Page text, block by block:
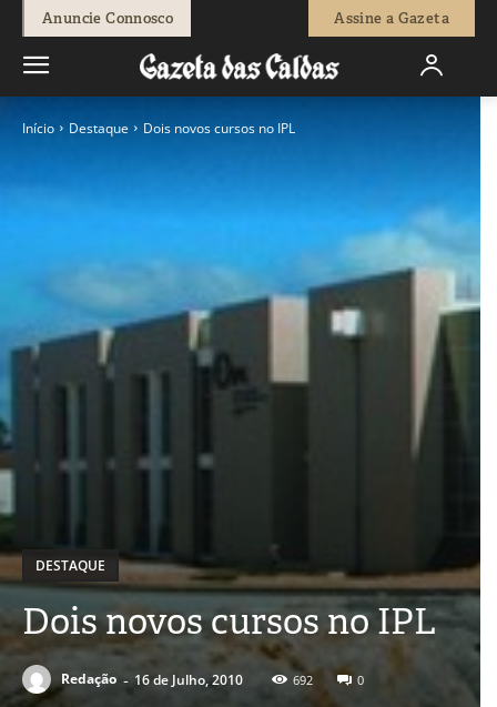
Anuncie Connosco Assine a Gazeta
Início Destaque Dois novos cursos no IPL
DESTAQUE
Dois novos cursos no IPL
Redação - 16 de Julho, 2010 692 0